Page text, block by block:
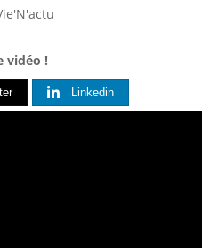
vidéo !
Linkedin